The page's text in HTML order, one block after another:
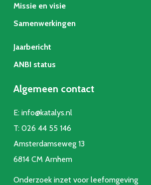
Missie en visie
Samenwerkingen
Jaarbericht
ANBI status
Algemeen contact
E: info@katalys.nl
T: 026 44 55 146
Amsterdamseweg 13
6814 CM Arnhem
Onderzoek inzet voor leefomgeving